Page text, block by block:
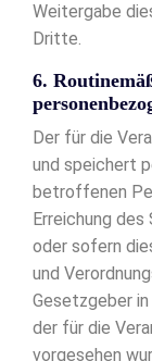
Weitergabe
Dritte.
6.
Der für die
und speichert
betroffenen
Erreichung
oder sofern
und
Gesetzgeber
der für die
vorgesehen